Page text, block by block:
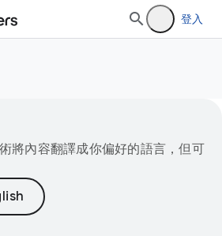
登入
將內容翻譯成你偏好的語言，但可